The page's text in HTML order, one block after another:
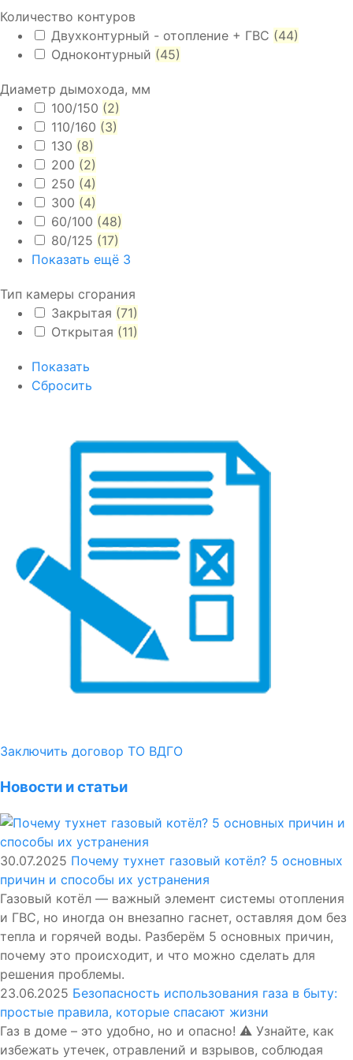
Количество контуров
Двухконтурный - отопление + ГВС (44)
Одноконтурный (45)
Диаметр дымохода, мм
100/150 (2)
110/160 (3)
130 (8)
200 (2)
250 (4)
300 (4)
60/100 (48)
80/125 (17)
Показать ещё 3
Тип камеры сгорания
Закрытая (71)
Открытая (11)
Показать
Сбросить
Заключить договор ТО ВДГО
Новости и статьи
30.07.2025 Почему тухнет газовый котёл? 5 основных
причин и способы их устранения
Газовый котёл — важный элемент системы отопления
и ГВС, но иногда он внезапно гаснет, оставляя дом без
тепла и горячей воды. Разберём 5 основных причин,
почему это происходит, и что можно сделать для
решения проблемы.
23.06.2025 Безопасность использования газа в быту:
простые правила, которые спасают жизни
Газ в доме – это удобно, но и опасно! ⚠️ Узнайте, как
избежать утечек, отравлений и взрывов, соблюдая